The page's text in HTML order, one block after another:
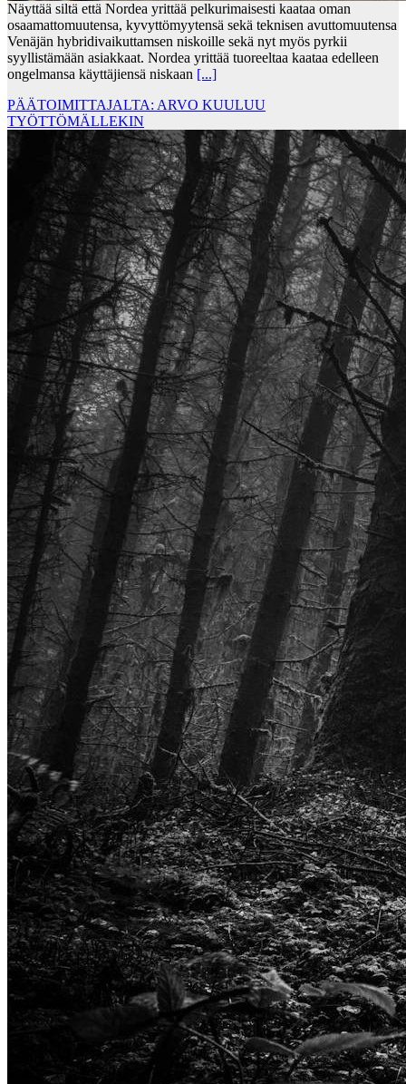
Näyttää siltä että Nordea yrittää pelkurimaisesti kaataa oman
osaamattomuutensa, kyvyttömyytensä sekä teknisen avuttomuutensa
Venäjän hybridivaikuttamsen niskoille sekä nyt myös pyrkii
syyllistämään asiakkaat. Nordea yrittää tuoreeltaa kaataa edelleen
ongelmansa käyttäjiensä niskaan [...]
PÄÄTOIMITTAJALTA: ARVO KUULUU
TYÖTTÖMÄLLEKIN